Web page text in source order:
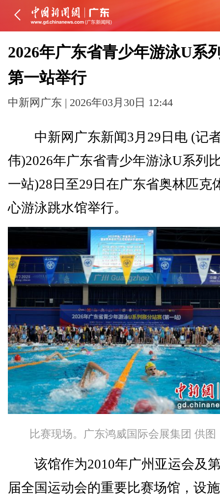
2026年广东省青少年游泳U系
第一站举行
中新网广东 | 2026年03月30日 12:44
中新网广东新闻3月29日电 (记
伟)2026年广东省青少年游泳U系列
一站)28日至29日在广东省奥林匹克
心游泳跳水馆举行。
比赛现场。广东鸿威国际会展集团 供图
该馆作为2010年广州亚运会及
届全国运动会的重要比赛场馆，设